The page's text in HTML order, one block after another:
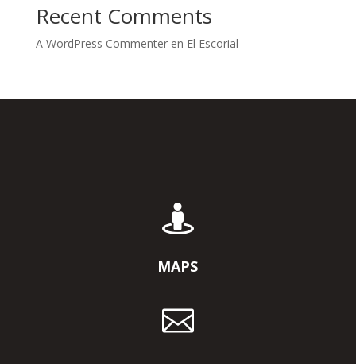
Recent Comments
A WordPress Commenteren El Escorial

MAPS
